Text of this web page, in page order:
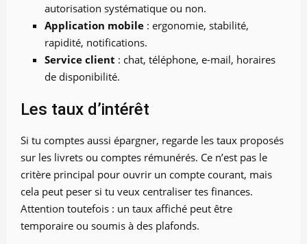
autorisation systématique ou non.
Application mobile : ergonomie, stabilité,
rapidité, notifications.
Service client : chat, téléphone, e-mail, horaires
de disponibilité.
Les taux d’intérêt
Si tu comptes aussi épargner, regarde les taux proposés
sur les livrets ou comptes rémunérés. Ce n’est pas le
critère principal pour ouvrir un compte courant, mais
cela peut peser si tu veux centraliser tes finances.
Attention toutefois : un taux affiché peut être
temporaire ou soumis à des plafonds.